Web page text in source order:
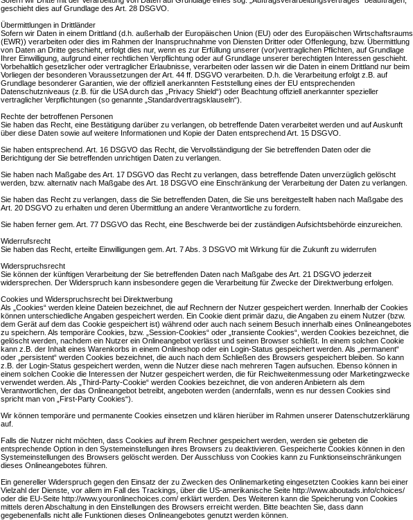
geschieht dies auf Grundlage des Art. 28 DSGVO.
Übermittlungen in Drittländer
Sofern wir Daten in einem Drittland (d.h. außerhalb der Europäischen Union (EU) oder des Europäischen Wirtschaftsraums
(EWR)) verarbeiten oder dies im Rahmen der Inanspruchnahme von Diensten Dritter oder Offenlegung, bzw. Übermittlung
von Daten an Dritte geschieht, erfolgt dies nur, wenn es zur Erfüllung unserer (vor)vertraglichen Pflichten, auf Grundlage
Ihrer Einwilligung, aufgrund einer rechtlichen Verpflichtung oder auf Grundlage unserer berechtigten Interessen geschieht.
Vorbehaltlich gesetzlicher oder vertraglicher Erlaubnisse, verarbeiten oder lassen wir die Daten in einem Drittland nur beim
Vorliegen der besonderen Voraussetzungen der Art. 44 ff. DSGVO verarbeiten. D.h. die Verarbeitung erfolgt z.B. auf
Grundlage besonderer Garantien, wie der offiziell anerkannten Feststellung eines der EU entsprechenden
Datenschutzniveaus (z.B. für die USA durch das „Privacy Shield“) oder Beachtung offiziell anerkannter spezieller
vertraglicher Verpflichtungen (so genannte „Standardvertragsklauseln“).
Rechte der betroffenen Personen
Sie haben das Recht, eine Bestätigung darüber zu verlangen, ob betreffende Daten verarbeitet werden und auf Auskunft
über diese Daten sowie auf weitere Informationen und Kopie der Daten entsprechend Art. 15 DSGVO.
Sie haben entsprechend. Art. 16 DSGVO das Recht, die Vervollständigung der Sie betreffenden Daten oder die
Berichtigung der Sie betreffenden unrichtigen Daten zu verlangen.
Sie haben nach Maßgabe des Art. 17 DSGVO das Recht zu verlangen, dass betreffende Daten unverzüglich gelöscht
werden, bzw. alternativ nach Maßgabe des Art. 18 DSGVO eine Einschränkung der Verarbeitung der Daten zu verlangen.
Sie haben das Recht zu verlangen, dass die Sie betreffenden Daten, die Sie uns bereitgestellt haben nach Maßgabe des
Art. 20 DSGVO zu erhalten und deren Übermittlung an andere Verantwortliche zu fordern.
Sie haben ferner gem. Art. 77 DSGVO das Recht, eine Beschwerde bei der zuständigen Aufsichtsbehörde einzureichen.
Widerrufsrecht
Sie haben das Recht, erteilte Einwilligungen gem. Art. 7 Abs. 3 DSGVO mit Wirkung für die Zukunft zu widerrufen
Widerspruchsrecht
Sie können der künftigen Verarbeitung der Sie betreffenden Daten nach Maßgabe des Art. 21 DSGVO jederzeit
widersprechen. Der Widerspruch kann insbesondere gegen die Verarbeitung für Zwecke der Direktwerbung erfolgen.
Cookies und Widerspruchsrecht bei Direktwerbung
Als „Cookies“ werden kleine Dateien bezeichnet, die auf Rechnern der Nutzer gespeichert werden. Innerhalb der Cookies
können unterschiedliche Angaben gespeichert werden. Ein Cookie dient primär dazu, die Angaben zu einem Nutzer (bzw.
dem Gerät auf dem das Cookie gespeichert ist) während oder auch nach seinem Besuch innerhalb eines Onlineangebotes
zu speichern. Als temporäre Cookies, bzw. „Session-Cookies“ oder „transiente Cookies“, werden Cookies bezeichnet, die
gelöscht werden, nachdem ein Nutzer ein Onlineangebot verlässt und seinen Browser schließt. In einem solchen Cookie
kann z.B. der Inhalt eines Warenkorbs in einem Onlineshop oder ein Login-Status gespeichert werden. Als „permanent“
oder „persistent“ werden Cookies bezeichnet, die auch nach dem Schließen des Browsers gespeichert bleiben. So kann
z.B. der Login-Status gespeichert werden, wenn die Nutzer diese nach mehreren Tagen aufsuchen. Ebenso können in
einem solchen Cookie die Interessen der Nutzer gespeichert werden, die für Reichweitenmessung oder Marketingzwecke
verwendet werden. Als „Third-Party-Cookie“ werden Cookies bezeichnet, die von anderen Anbietern als dem
Verantwortlichen, der das Onlineangebot betreibt, angeboten werden (andernfalls, wenn es nur dessen Cookies sind
spricht man von „First-Party Cookies“).
Wir können temporäre und permanente Cookies einsetzen und klären hierüber im Rahmen unserer Datenschutzerklärung
auf.
Falls die Nutzer nicht möchten, dass Cookies auf ihrem Rechner gespeichert werden, werden sie gebeten die
entsprechende Option in den Systemeinstellungen ihres Browsers zu deaktivieren. Gespeicherte Cookies können in den
Systemeinstellungen des Browsers gelöscht werden. Der Ausschluss von Cookies kann zu Funktionseinschränkungen
dieses Onlineangebotes führen.
Ein genereller Widerspruch gegen den Einsatz der zu Zwecken des Onlinemarketing eingesetzten Cookies kann bei einer
Vielzahl der Dienste, vor allem im Fall des Trackings, über die US-amerikanische Seite http://www.aboutads.info/choices/
oder die EU-Seite http://www.youronlinechoices.com/ erklärt werden. Des Weiteren kann die Speicherung von Cookies
mittels deren Abschaltung in den Einstellungen des Browsers erreicht werden. Bitte beachten Sie, dass dann
gegebenenfalls nicht alle Funktionen dieses Onlineangebotes genutzt werden können.